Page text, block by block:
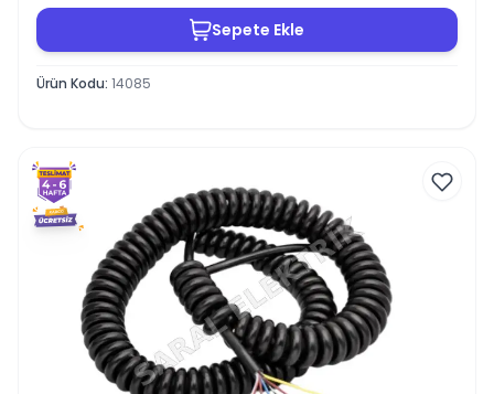
Sepete Ekle
Ürün Kodu: 14085